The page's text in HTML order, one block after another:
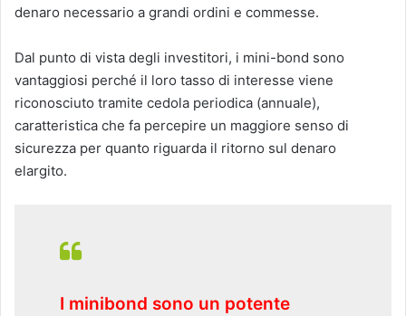
denaro necessario a grandi ordini e commesse.
Dal punto di vista degli investitori, i mini-bond sono
vantaggiosi perché il loro tasso di interesse viene
riconosciuto tramite cedola periodica (annuale),
caratteristica che fa percepire un maggiore senso di
sicurezza per quanto riguarda il ritorno sul denaro
elargito.
I minibond sono un potente